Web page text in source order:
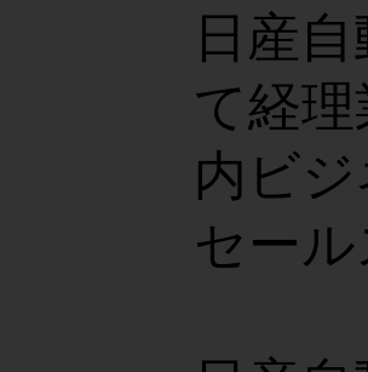
日産
て経
内ビ
セール